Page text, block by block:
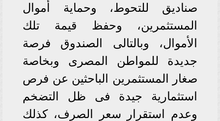
صناديق للتحوط، وحماية أموال
المستثمرين، وحفظ قيمة تلك
الأموال، وبالتالى الصندوق فرصة
جديدة للمواطن المصرى وبخاصة
صغار المستثمرين الباحثين عن فرص
استثمارية جيدة فى ظل التضخم
وعدم استقرار سعر الصرف، كذلك